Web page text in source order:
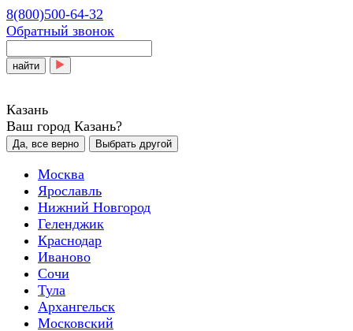
8(800)500-64-32
Обратный звонок
найти
Казань
Ваш город Казань?
Да, все верно Выбрать другой
Москва
Ярославль
Нижний Новгород
Геленджик
Краснодар
Иваново
Сочи
Тула
Архангельск
Московский